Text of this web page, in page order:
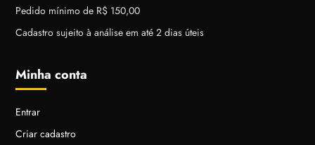
Pedido mínimo de R$ 150,00
Cadastro sujeito à análise em até 2 dias úteis
Minha conta
Entrar
Criar cadastro